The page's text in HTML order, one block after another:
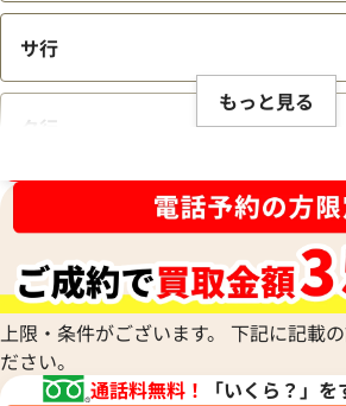
サ行
タ行
ハ行
マ行
もっと見る
上限・条件がございます。 下記に記載
ださい。
通話料無料！
「いくら？」